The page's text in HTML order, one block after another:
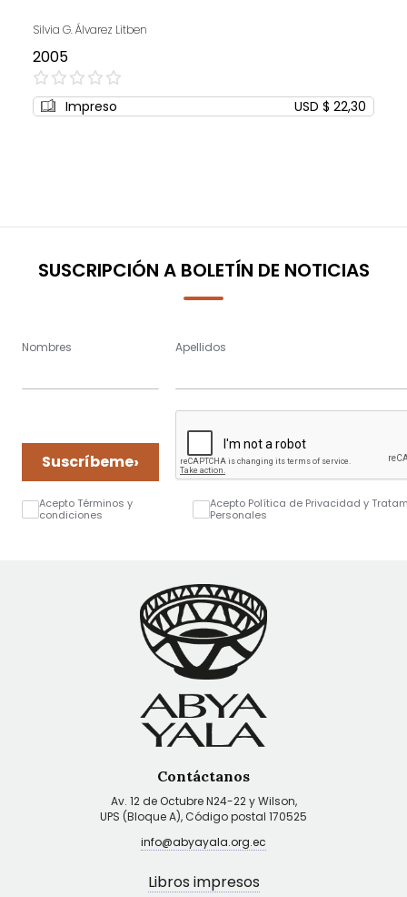
Silvia G. Álvarez Litben
2005
0%
Impreso USD $ 22,30
SUSCRIPCIÓN A BOLETÍN DE NOTICIAS
Nombres Apellidos
Suscríbeme›
Acepto Términos y
condiciones
Acepto Política de Privacidad y
Personales
Contáctanos
Av. 12 de Octubre N24-22 y Wilson,
UPS (Bloque A), Código postal 170525
info@abyayala.org.ec
Libros impresos